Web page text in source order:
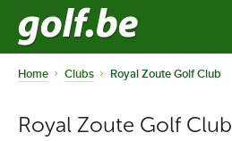
Home Clubs Royal Zoute Golf Club
Royal Zoute Golf Club